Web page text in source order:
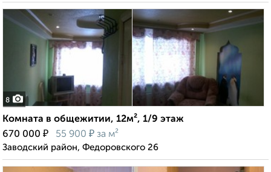
8
Комната в общежитии, 12м², 1/9 этаж
670 000 ₽ 55 900 ₽ за м²
Заводский район, Федоровского 26